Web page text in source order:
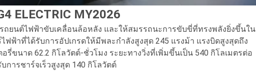
ELECTRIC MY2026
รถยนต์ไฟฟ้าขับเคลื่อนล้อหลัง และให้สมรรถนะการขับขี่ที่ทรงพลังยิ่งขึ้นใน
ร์ไฟฟ้าที่ได้รับการอัปเกรดให้มีพละกำลังสูงสุด 245 แรงม้า แรงบิดสูงสุดถึง
รี่ขนาด 62.2 กิโลวัตต์-ชั่วโมง ระยะทางวิ่งที่เพิ่มขึ้นเป็น 540 กิโลเมตรต่อ
การชาร์จเร็วสูงสุด 140 กิโลวัตต์